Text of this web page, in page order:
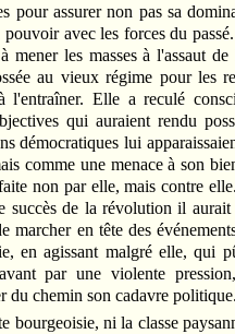
pour assurer non pas sa
pouvoir avec les forces du
mener les masses à l'assaut
au vieux régime pour les
l'entraîner. Elle a reculé
qui auraient rendu
démocratiques lui
comme une menace à son
non par elle, mais contre
succès de la révolution il
marcher en tête des
en agissant malgré elle, qui
par une violente
du chemin son cadavre politique.
bourgeoisie, ni la classe